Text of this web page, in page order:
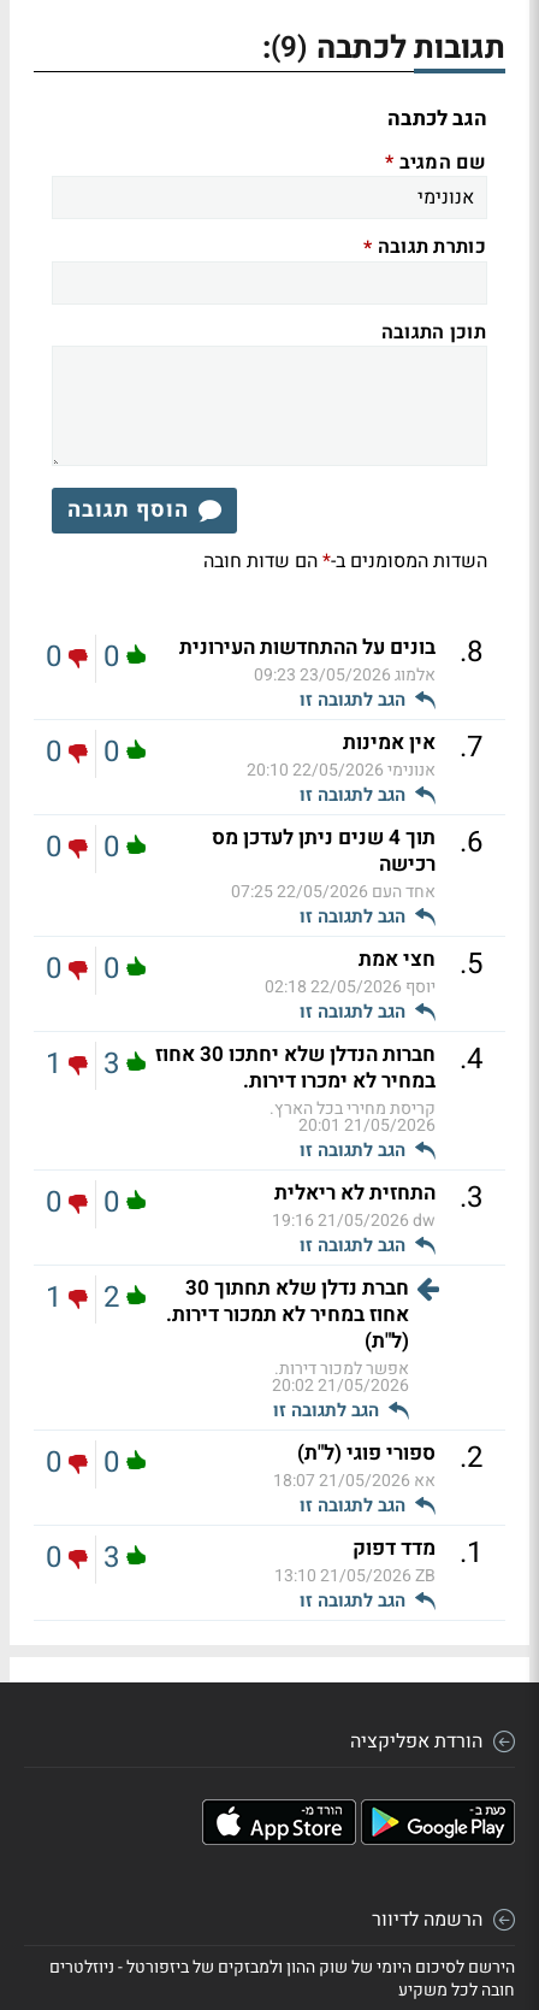
תגובות לכתבה (9)
:
הגב לכתבה
שם המגיב *
כותרת תגובה *
תוכן התגובה
הוסף תגובה
השדות המסומנים ב-*הם שדות חובה
8
. בונים על ההתחדשות העירונית
אלמוג23/05/2026 09:23
הגב לתגובה זו
0
0
7
. אין אמינות
אנונימי22/05/2026 20:10
הגב לתגובה זו
0
0
6
.
תוך 4 שנים ניתן לעדכן מס
רכישה
אחד העם 22/05/2026 07:25
הגב לתגובה זו
0
0
5
. חצי אמת
יוסף 22/05/2026 02:18
הגב לתגובה זו
0
0
4
.
חברות הנדלן שלא יחתכו 30 אחוז
במחיר לא ימכרו דירות.
קריסת מחירי בכל הארץ.
21/05/2026 20:01
הגב לתגובה זו
3
1
3
. התחזית לא ריאלית
dw
21/05/2026 19:16
הגב לתגובה זו
0
0
חברת נדלן שלא תחתוך 30
אחוז במחיר לא תמכור דירות.
(ל"ת)
אפשר למכור דירות.
21/05/2026 20:02
הגב לתגובה זו
2
1
2
. ספורי פוגי (ל"ת)
אא 21/05/2026 18:07
הגב לתגובה זו
0
0
1
. מדד דפוק
ZB
21/05/2026 13:10
הגב לתגובה זו
3
0
הורדת אפליקציה
הרשמה לדיוור
הירשם לסיכום היומי של שוק ההון ולמבזקים של ביזפורטל - ניוזלטרים
חובה לכל משקיע